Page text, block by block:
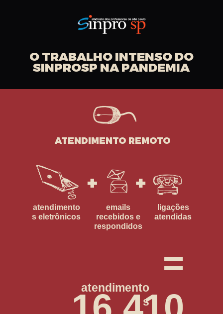
O TRABALHO INTENSO DO
SINPROSP NA PANDEMIA
ATENDIMENTO REMOTO
atendimento
s eletrônicos
emails
recebidos e
respondidos
ligações
atendidas
=
atendimento
s